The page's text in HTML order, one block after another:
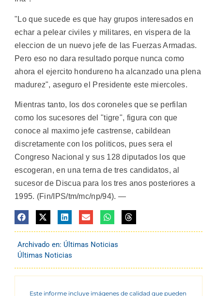
"Lo que sucede es que hay grupos interesados en
echar a pelear civiles y militares, en vispera de la
eleccion de un nuevo jefe de las Fuerzas Armadas.
Pero eso no dara resultado porque nunca como
ahora el ejercito hondureno ha alcanzado una plena
madurez", aseguro el Presidente este miercoles.
Mientras tanto, los dos coroneles que se perfilan
como los sucesores del "tigre", figura con que
conoce al maximo jefe castrense, cabildean
discretamente con los politicos, pues sera el
Congreso Nacional y sus 128 diputados los que
escogeran, en una terna de tres candidatos, al
sucesor de Discua para los tres anos posteriores a
1995. (Fin/IPS/tm/mc/np/94). —
Archivado en: Últimas Noticias
Últimas Noticias
Este informe incluye imágenes de calidad que pueden